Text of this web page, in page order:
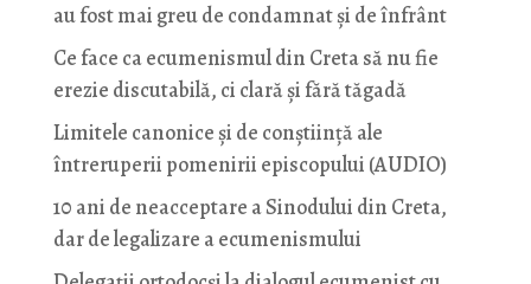
au fost mai greu de condamnat și de înfrânt
Ce face ca ecumenismul din Creta să nu fie
erezie discutabilă, ci clară și fără tăgadă
Limitele canonice și de conștiință ale
întreruperii pomenirii episcopului (AUDIO)
10 ani de neacceptare a Sinodului din Creta,
dar de legalizare a ecumenismului